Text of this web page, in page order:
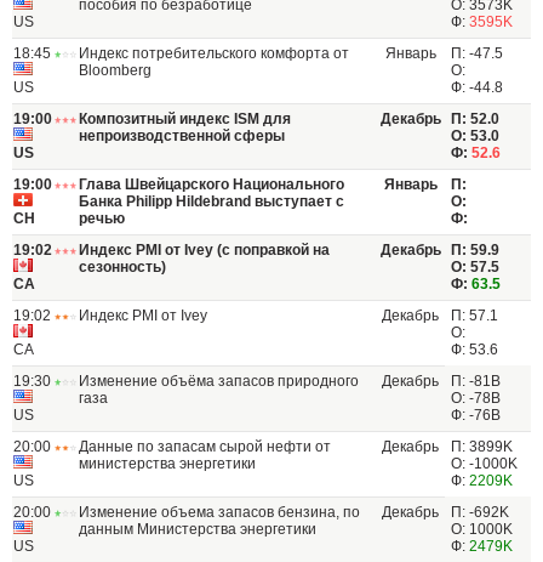
US
пособия по безработице
О: 3573K
Ф: 3595K
18:45
US
Индекс потребительского комфорта от
Bloomberg
Январь
П: -47.5
О:
Ф: -44.8
19:00
US
Композитный индекс ISM для
непроизводственной сферы
Декабрь
П: 52.0
О: 53.0
Ф: 52.6
19:00
CH
Глава Швейцарского Национального
Банка Philipp Hildebrand выступает с
речью
Январь
П:
О:
Ф:
19:02
CA
Индекс PMI от Ivey (с поправкой на
сезонность)
Декабрь
П: 59.9
О: 57.5
Ф: 63.5
19:02
CA
Индекс PMI от Ivey Декабрь
П: 57.1
О:
Ф: 53.6
19:30
US
Изменение объёма запасов природного
газа
Декабрь
П: -81B
О: -78B
Ф: -76B
20:00
US
Данные по запасам сырой нефти от
министерства энергетики
Декабрь
П: 3899K
О: -1000K
Ф: 2209K
20:00
US
Изменение объема запасов бензина, по
данным Министерства энергетики
Декабрь
П: -692K
О: 1000K
Ф: 2479K